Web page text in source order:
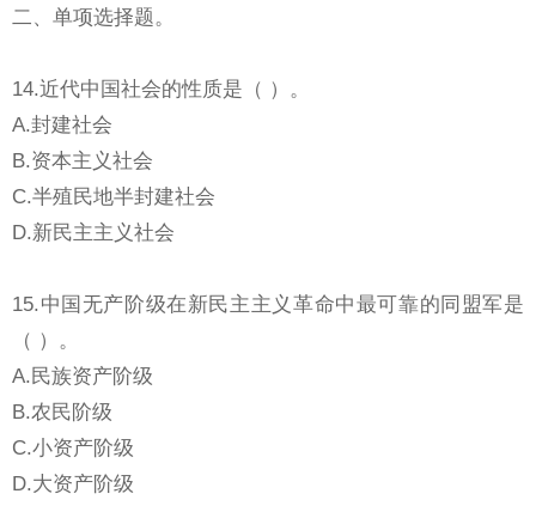
二、单项选择题。
14.近代中国社会的性质是（ ）。
A.封建社会
B.资本主义社会
C.半殖民地半封建社会
D.新民主主义社会
15.中国无产阶级在新民主主义革命中最可靠的同盟军是
（ ）。
A.民族资产阶级
B.农民阶级
C.小资产阶级
D.大资产阶级